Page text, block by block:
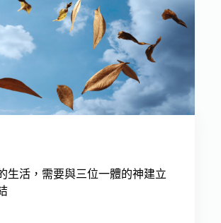
生活，需要與三位一體的神建立